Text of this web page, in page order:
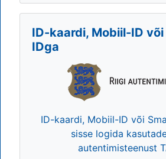
ID-kaardi, Mobiil-ID
IDga
ID-kaardi, Mobiil-ID või
sisse logida
autentimisteenust